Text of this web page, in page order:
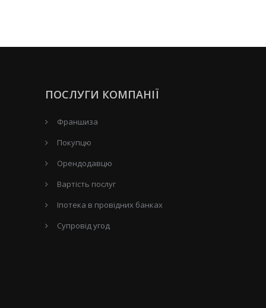
ПОСЛУГИ КОМПАНІЇ
Франшиза
Покупцю
Орендодавцю
Вартість послуг
Іпотека в провідних банках
Супровід угод